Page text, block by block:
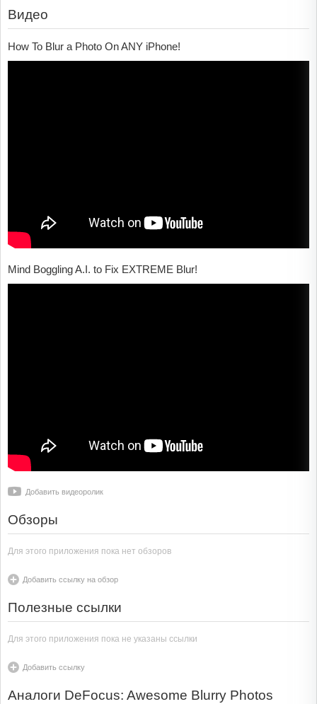
Видео
How To Blur a Photo On ANY iPhone!
Mind Boggling A.I. to Fix EXTREME Blur!
Добавить видеоролик
Обзоры
Для этого приложения пока нет обзоров
Добавить ссылку на обзор
Полезные ссылки
Для этого приложения пока не указаны ссылки
Добавить ссылку
Аналоги DeFocus: Awesome Blurry Photos